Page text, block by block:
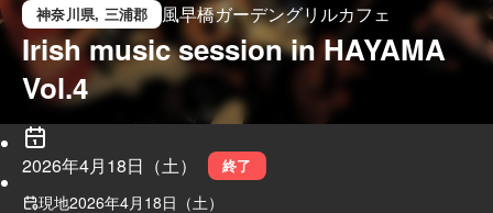
神奈川県, 三浦郡 風早橋ガーデングリルカフェ
Irish music session in HAYAMA
Vol.4
2026年4月18日（土） 終了
現地2026年4月18日（土）